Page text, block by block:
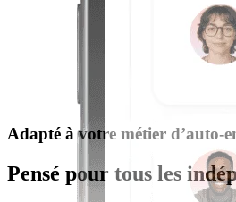
Adapté à votre métier d’auto-
Pensé pour tous les